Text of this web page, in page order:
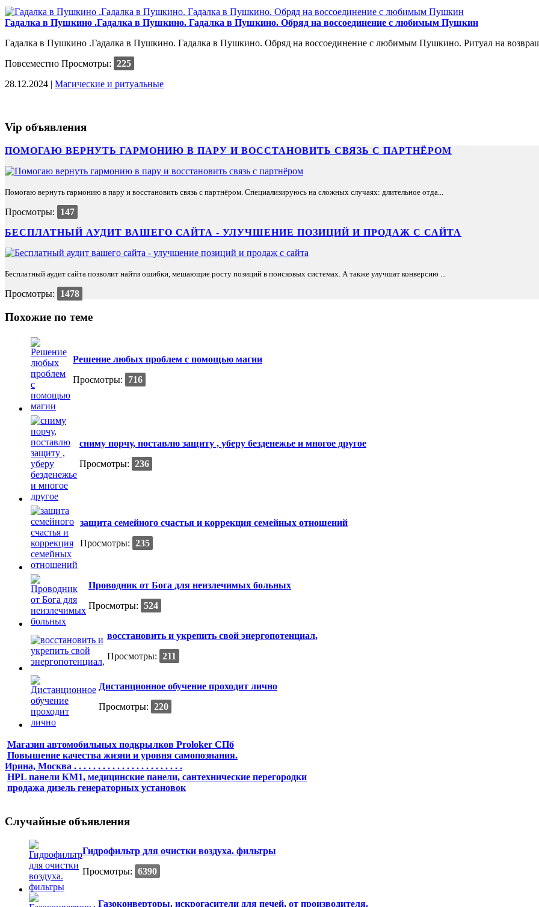
Гадалка в Пушкино .Гадалка в Пушкино. Гадалка в Пушкино. Обряд на воссоединение с любимым Пушкин
Гадалка в Пушкино .Гадалка в Пушкино. Гадалка в Пушкино. Обряд на воссоединение с любимым Пушкино. Ритуал на
Повсеместно Просмотры: 225
28.12.2024 | Магические и ритуальные
Vip объявления
ПОМОГАЮ ВЕРНУТЬ ГАРМОНИЮ В ПАРУ И ВОССТАНОВИТЬ СВЯЗЬ С ПАРТНЁРОМ
Помогаю вернуть гармонию в пару и восстановить связь с партнёром. Специализируюсь на сложных случаях: длительное отда...
Просмотры:
147
БЕСПЛАТНЫЙ АУДИТ ВАШЕГО САЙТА - УЛУЧШЕНИЕ ПОЗИЦИЙ И ПРОДАЖ С САЙТА
Бесплатный аудит сайта позволит найти ошибки, мешающие росту позиций в поисковых системах. А также улучшат конверсию ...
Просмотры: 1478
Похожие по теме
Решение любых проблем с помощью магии
Просмотры:
716
сниму порчу, поставлю защиту , уберу безденежье и многое другое
Просмотры: 236
защита семейного счастья и коррекция семейных отношений
Просмотры: 235
Проводник от Бога для неизлечимых больных
Просмотры: 524
восстановить и укрепить свой энергопотенциал,
Просмотры: 211
Дистанционное обучение проходит лично
Просмотры: 220
Магазин автомобильных подкрылков Proloker СПб
Повышение качества жизни и уровня самопознания.
Ирина, Москва . . . . . . . . . . . . . . . . . . . . . . .
HPL панели КМ1, медицинские панели, сантехнические перегородки
продажа дизель генераторных установок
Случайные объявления
Гидрофильтр для очистки воздуха. фильтры
Просмотры: 6390
Газоконверторы. искрогасители для печей, от производителя.